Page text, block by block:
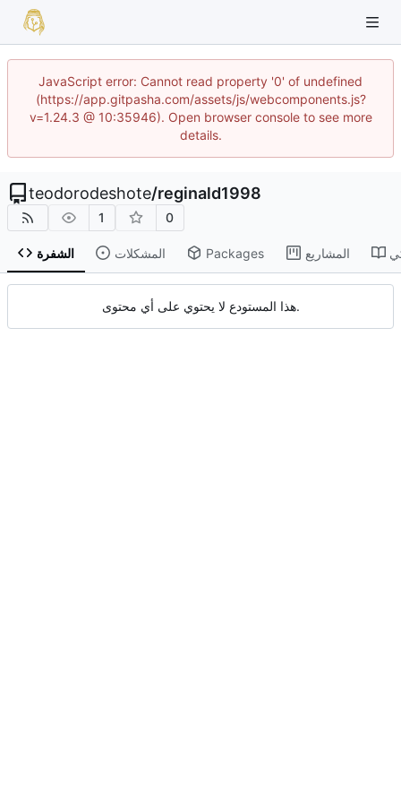
JavaScript error: Cannot read property '0' of undefined
(https://app.gitpasha.com/assets/js/webcomponents.js?
v=1.24.3 @ 10:35946). Open browser console to see more
details.
teodorodeshote/reginald1998
1 0
الشفرة المشكلات Packages المشاريع
هذا المستودع لا يحتوي على أي محتوى.